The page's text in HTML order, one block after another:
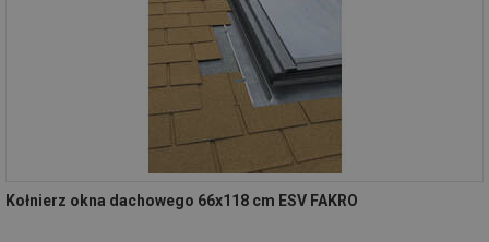
Kołnierz okna dachowego 66x118 cm ESV FAKRO